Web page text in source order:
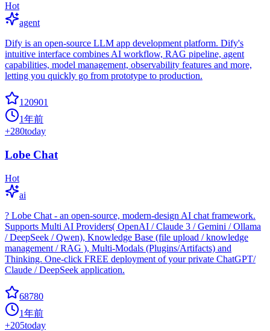
Hot
agent
Dify is an open-source LLM app development platform. Dify's
intuitive interface combines AI workflow, RAG pipeline, agent
capabilities, model management, observability features and more,
letting you quickly go from prototype to production.
120901
1年前
+280today
Lobe Chat
Hot
ai
? Lobe Chat - an open-source, modern-design AI chat framework.
Supports Multi AI Providers( OpenAI / Claude 3 / Gemini / Ollama
/ DeepSeek / Qwen), Knowledge Base (file upload / knowledge
management / RAG ), Multi-Modals (Plugins/Artifacts) and
Thinking. One-click FREE deployment of your private ChatGPT/
Claude / DeepSeek application.
68780
1年前
+205today